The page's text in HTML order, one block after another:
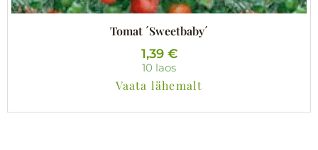
Tomat ´Sweetbaby´
1,39 €
10 laos
Vaata lähemalt